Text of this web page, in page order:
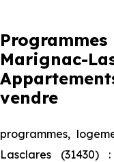
Marignac-
vendre
programmes,
Lasclares (31430)